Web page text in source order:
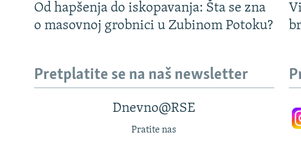
Od hapšenja do iskopavanja: Šta se zna
o masovnoj grobnici u Zubinom Potoku?
Pretplatite se na naš newsletter
Dnevno@RSE
Pratite nas